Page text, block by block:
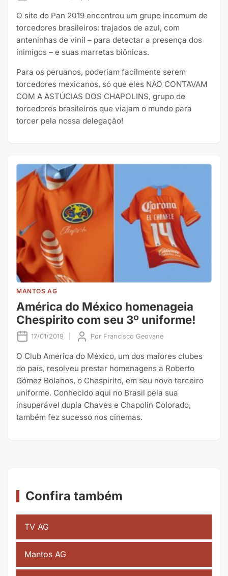
O site do Pan 2019 encontrou um grupo incomum de
torcedores brasileiros: trajados de azul, com
anteninhas de vinil – para detectar a presença dos
inimigos – e suas marretas biônicas.
Para os peruanos, poderiam facilmente serem
torcedores mexicanos, só que eles NÃO CONTAVAM
COM A ASTÚCIAS DOS CHAPOLINS, grupo de
torcedores brasileiros que viajam o mundo para
torcer pela nossa delegação!
MANTOS AG
América do México homenageia
Chespirito com seu 3º uniforme!
17/01/2019 Por Francisco Geovane
O Club America do México, um dos maiores clubes
do país, resolveu prestar homenagens a Roberto
Gómez Bolaños, o Chespirito, em seu novo terceiro
uniforme. Conhecido aqui no Brasil pela sua
insuperável dupla Chaves e Chapolin Colorado,
também fez sucesso nos cinemas.
Confira também
TV AG
Mantos AG